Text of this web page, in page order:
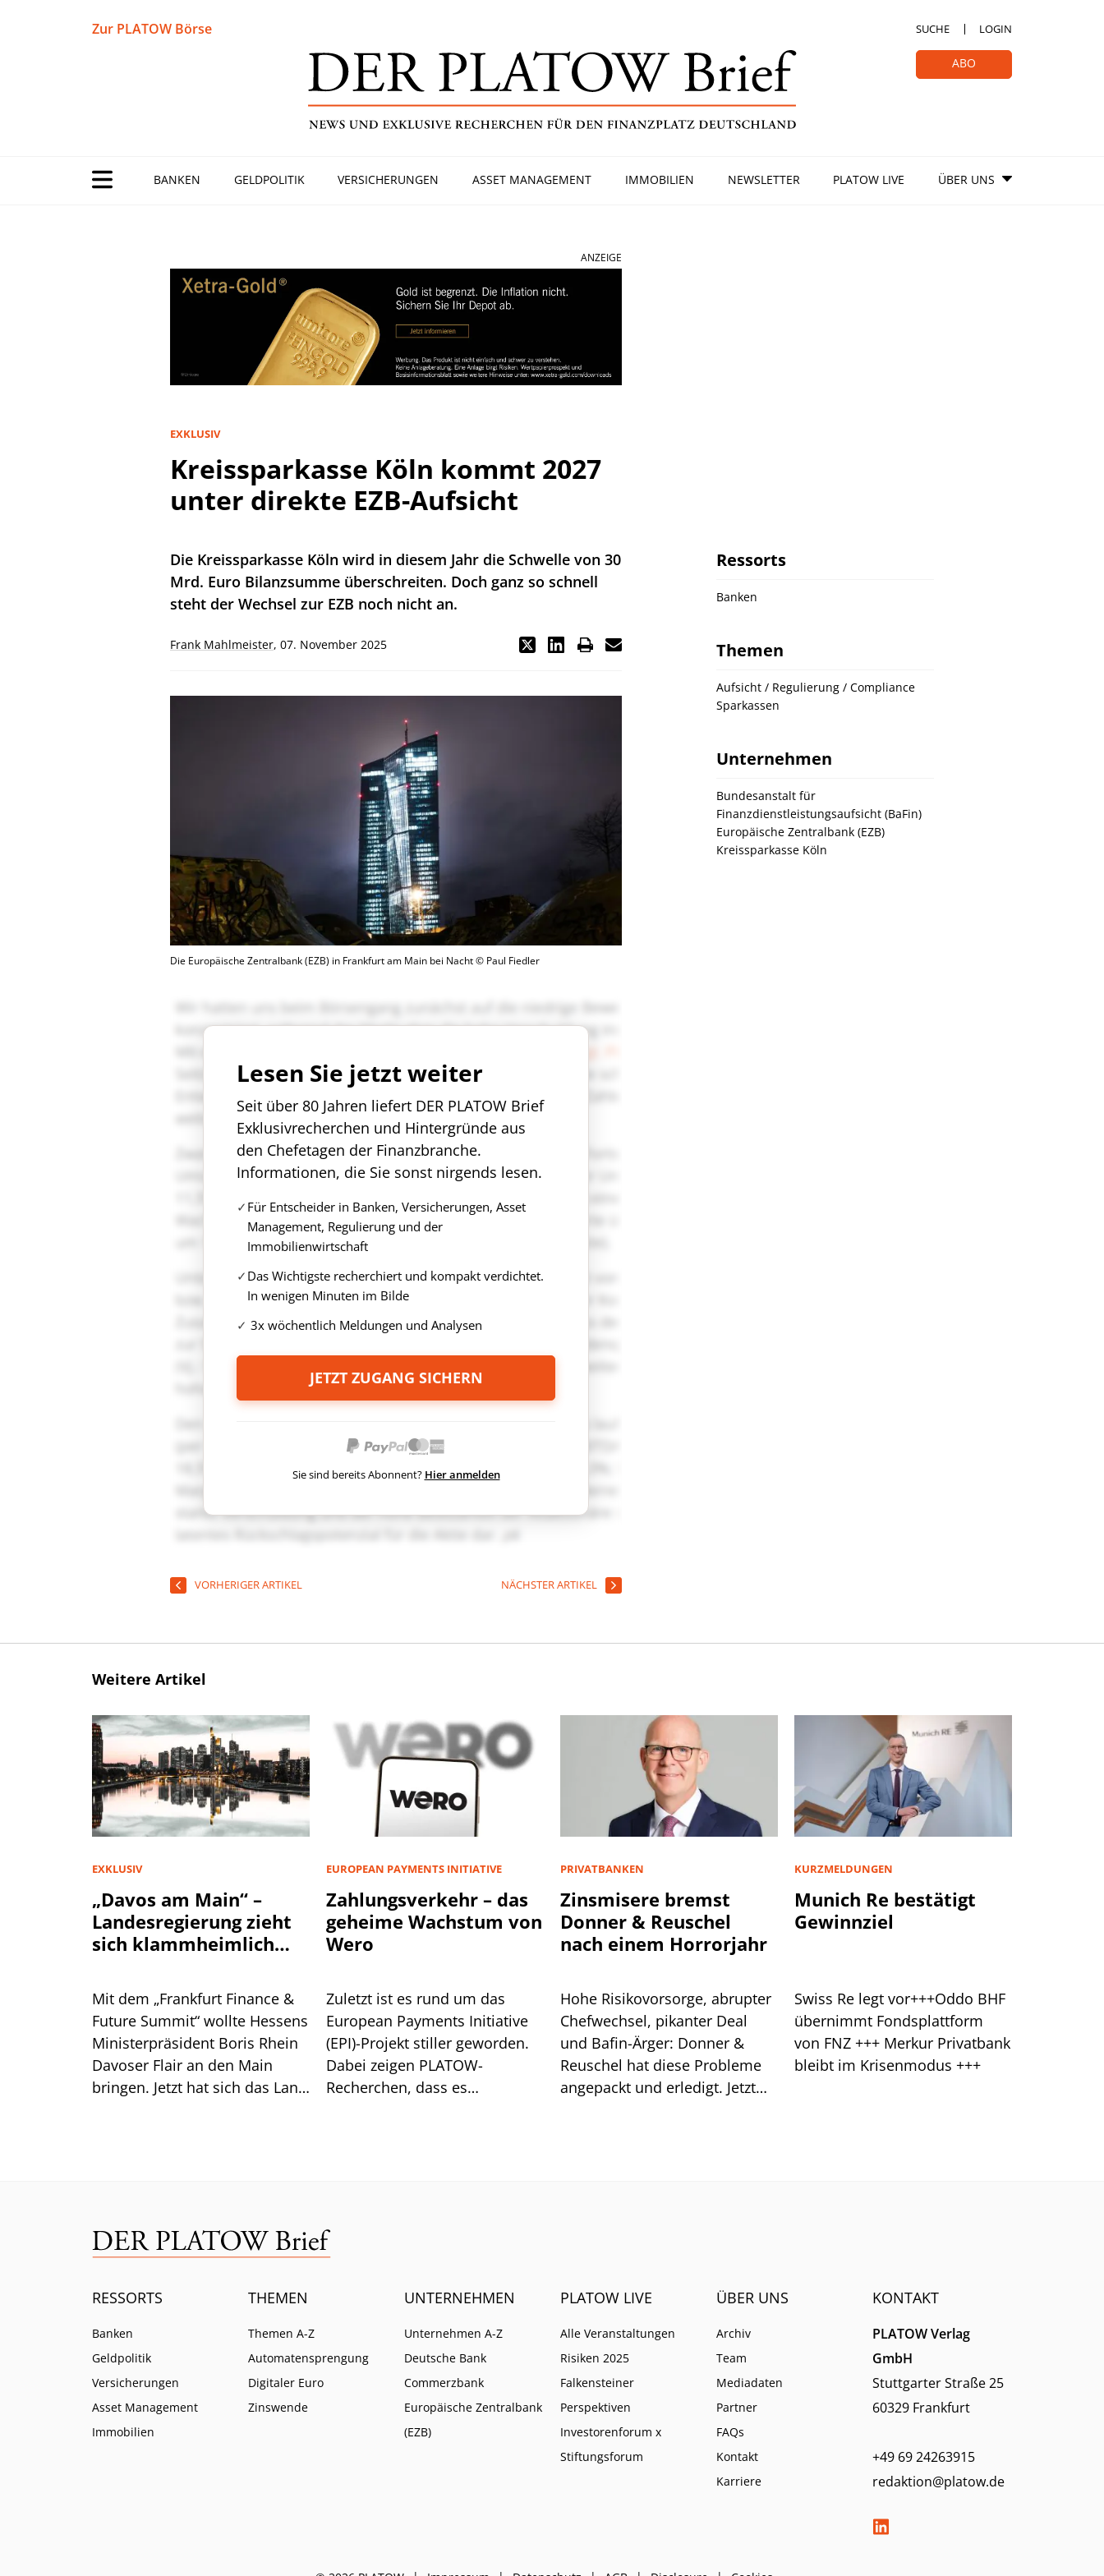
Zur PLATOW Börse SUCHE LOGIN
ABO
BANKEN GELDPOLITIK VERSICHERUNGEN ASSET MANAGEMENT IMMOBILIEN NEWSLETTER PLATOW LIVE ÜBER UNS
ANZEIGE
EXKLUSIV
Kreissparkasse Köln kommt 2027
unter direkte EZB-Aufsicht
Die Kreissparkasse Köln wird in diesem Jahr die Schwelle von 30
Mrd. Euro Bilanzsumme überschreiten. Doch ganz so schnell
steht der Wechsel zur EZB noch nicht an.
Frank Mahlmeister, 07. November 2025
Die Europäische Zentralbank (EZB) in Frankfurt am Main bei Nacht © Paul Fiedler
Lesen Sie jetzt weiter
Seit über 80 Jahren liefert DER PLATOW Brief
Exklusivrecherchen und Hintergründe aus
den Chefetagen der Finanzbranche.
Informationen, die Sie sonst nirgends lesen.
Für Entscheider in Banken, Versicherungen, Asset
Management, Regulierung und der
Immobilienwirtschaft
Das Wichtigste recherchiert und kompakt verdichtet.
In wenigen Minuten im Bilde
3x wöchentlich Meldungen und Analysen
JETZT ZUGANG SICHERN
Sie sind bereits Abonnent? Hier anmelden
VORHERIGER ARTIKEL NÄCHSTER ARTIKEL
Ressorts
Banken
Themen
Aufsicht / Regulierung / Compliance
Sparkassen
Unternehmen
Bundesanstalt für
Finanzdienstleistungsaufsicht (BaFin)
Europäische Zentralbank (EZB)
Kreissparkasse Köln
Weitere Artikel
EXKLUSIV
„Davos am Main“ –
Landesregierung zieht
sich klammheimlich
Mit dem „Frankfurt Finance &
Future Summit“ wollte Hessens
Ministerpräsident Boris Rhein
Davoser Flair an den Main
bringen. Jetzt hat sich das Land
EUROPEAN PAYMENTS INITIATIVE
Zahlungsverkehr – das
geheime Wachstum von
Wero
Zuletzt ist es rund um das
European Payments Initiative
(EPI)-Projekt stiller geworden.
Dabei zeigen PLATOW-
Recherchen, dass es
PRIVATBANKEN
Zinsmisere bremst
Donner & Reuschel
nach einem Horrorjahr
Hohe Risikovorsorge, abrupter
Chefwechsel, pikanter Deal
und Bafin-Ärger: Donner &
Reuschel hat diese Probleme
angepackt und erledigt. Jetzt
KURZMELDUNGEN
Munich Re bestätigt
Gewinnziel
Swiss Re legt vor+++Oddo BHF
übernimmt Fondsplattform
von FNZ +++ Merkur Privatbank
bleibt im Krisenmodus +++
RESSORTS
Banken
Geldpolitik
Versicherungen
Asset Management
Immobilien
THEMEN
Themen A-Z
Automatensprengung
Digitaler Euro
Zinswende
UNTERNEHMEN
Unternehmen A-Z
Deutsche Bank
Commerzbank
Europäische Zentralbank
(EZB)
PLATOW LIVE
Alle Veranstaltungen
Risiken 2025
Falkensteiner
Perspektiven
Investorenforum x
Stiftungsforum
ÜBER UNS
Archiv
Team
Mediadaten
Partner
FAQs
Kontakt
Karriere
KONTAKT
PLATOW Verlag
GmbH
Stuttgarter Straße 25
60329 Frankfurt
+49 69 24263915
redaktion@platow.de